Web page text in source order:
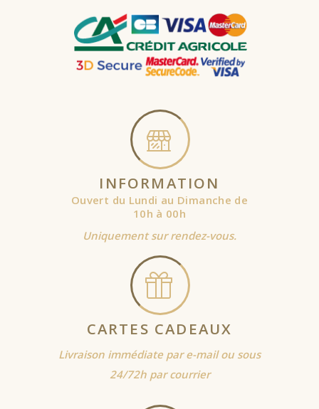
INFORMATION
Ouvert du Lundi au Dimanche de
10h à 00h
Uniquement sur rendez-vous.
CARTES CADEAUX
Livraison immédiate par e-mail ou sous
24/72h par courrier